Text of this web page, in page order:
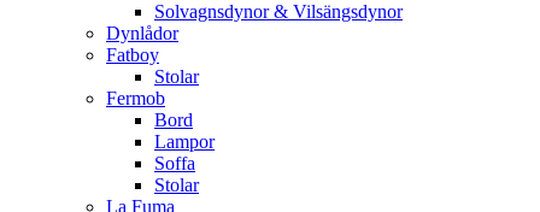
Solvagnsdynor & Vilsängsdynor
Dynlådor
Fatboy
Stolar
Fermob
Bord
Lampor
Soffa
Stolar
La Fuma